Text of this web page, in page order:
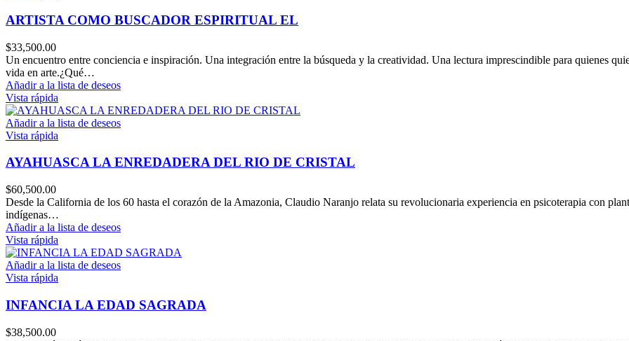
ARTISTA COMO BUSCADOR ESPIRITUAL EL
$33,500.00
Un encuentro entre conciencia e inspiración. Una integración entre la búsqueda y la creatividad. Una lectura imprescindible para quienes
vida en arte.¿Qué…
Añadir a la lista de deseos
Vista rápida
Añadir a la lista de deseos
Vista rápida
AYAHUASCA LA ENREDADERA DEL RIO DE CRISTAL
$60,500.00
Desde la California de los 60 hasta el corazón de la Amazonia, Claudio Naranjo relata su revolucionaria experiencia en psicoterapia con
indígenas…
Añadir a la lista de deseos
Vista rápida
Añadir a la lista de deseos
Vista rápida
INFANCIA LA EDAD SAGRADA
$38,500.00